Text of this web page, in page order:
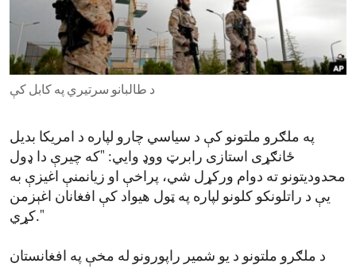
ENVIRONMENT AND HEALTH
IDEALS AND INSTITUTIONS
د طالبانو سرتیري په کابل کې
په ملګرو ملتونو کې د سیاسي چارو لپاره د امریکا بدیل
ځانګړی استازی رابرټ ووډ وایي: "که چیرې دا ډول
محدودیتونو ته دوام ورکړل شي، پراخې او زیانمنې اغیزې به
یې د راتلونکو کلونو لپاره په ټول هیواد کې افغانان اغېزمن
کړي."
د ملګرو ملتونو د یو شمیر راپورونو له مخې په افغانستان